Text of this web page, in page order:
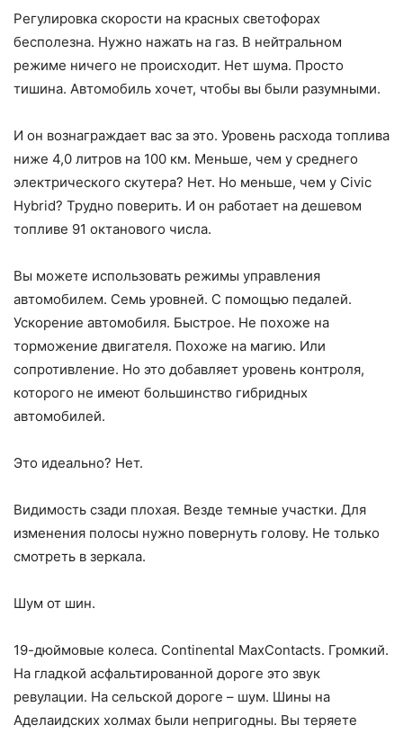
Регулировка скорости на красных светофорах
бесполезна. Нужно нажать на газ. В нейтральном
режиме ничего не происходит. Нет шума. Просто
тишина. Автомобиль хочет, чтобы вы были разумными.
И он вознаграждает вас за это. Уровень расхода топлива
ниже 4,0 литров на 100 км. Меньше, чем у среднего
электрического скутера? Нет. Но меньше, чем у Civic
Hybrid? Трудно поверить. И он работает на дешевом
топливе 91 октанового числа.
Вы можете использовать режимы управления
автомобилем. Семь уровней. С помощью педалей.
Ускорение автомобиля. Быстрое. Не похоже на
торможение двигателя. Похоже на магию. Или
сопротивление. Но это добавляет уровень контроля,
которого не имеют большинство гибридных
автомобилей.
Это идеально? Нет.
Видимость сзади плохая. Везде темные участки. Для
изменения полосы нужно повернуть голову. Не только
смотреть в зеркала.
Шум от шин.
19-дюймовые колеса. Continental MaxContacts. Громкий.
На гладкой асфальтированной дороге это звук
ревулации. На сельской дороге – шум. Шины на
Аделаидских холмах были непригодны. Вы теряете